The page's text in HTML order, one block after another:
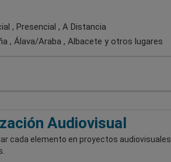
, Presencial , A Distancia
, Álava/Araba , Albacete y otros lugares
Audiovisual
cada elemento en proyectos